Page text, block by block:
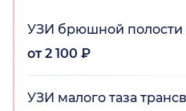
УЗИ брюшной полости
от 2 100 ₽
УЗИ малого таза